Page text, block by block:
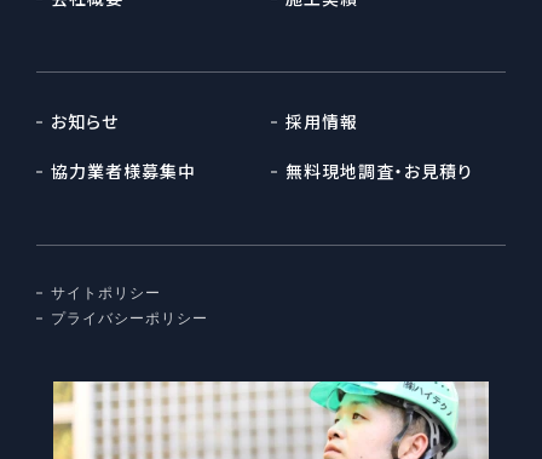
お知らせ
協力業者様募集中
採用情報
無料現地調査・お見積り
サイトポリシー
プライバシーポリシー